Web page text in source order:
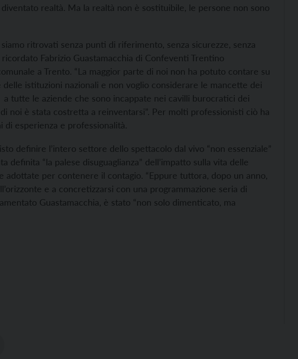
realtà. Ma la realtà non è sostituibile, le persone non sono
ritrovati senza punti di riferimento, senza sicurezze, senza
Fabrizio Guastamacchia di Confeventi Trentino
a Trento. “La maggior parte di noi non ha potuto contare su
istituzioni nazionali e non voglio considerare le mancette dei
tutte le aziende che sono incappate nei cavilli burocratici dei
noi è stata costretta a reinventarsi”. Per molti professionisti ciò ha
esperienza e professionalità.
definire l’intero settore dello spettacolo dal vivo “non essenziale”
definita “la palese disuguaglianza” dell’impatto sulla vita delle
per contenere il contagio. “Eppure tuttora, dopo un anno,
e a concretizzarsi con una programmazione seria di
Guastamacchia, è stato “non solo dimenticato, ma